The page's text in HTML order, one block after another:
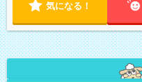
気になる！